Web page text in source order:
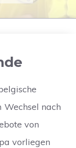
nach
von
vorliegen